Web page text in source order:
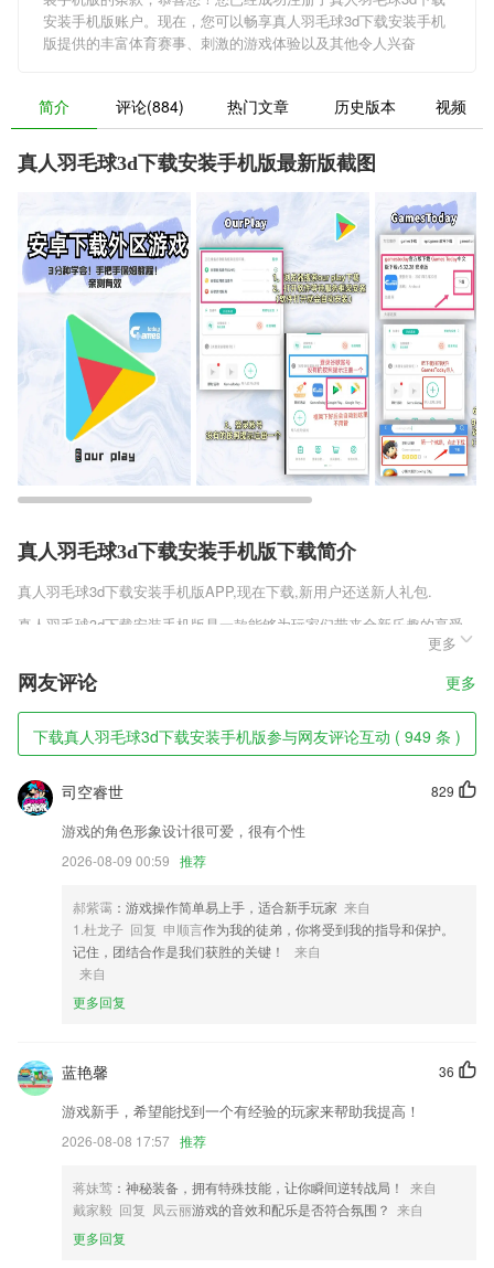
安装手机版账户。现在，您可以畅享真人羽毛球3d下载安装手机
版提供的丰富体育赛事、刺激的游戏体验以及其他令人兴奋
简介 评论(884) 热门文章 历史版本 视频
真人羽毛球3d下载安装手机版最新版截图
真人羽毛球3d下载安装手机版下载简介
真人羽毛球3d下载安装手机版APP,现在下载,新用户还送新人礼包.
真人羽毛球3d下载安装手机版是一款能够为玩家们带来全新乐趣的享受
的优质传奇，在这里和其他玩家共同争夺忘忧神器，给你一个全新的忘忧
版本玩法，让你享受到出众的画面表现力，和兄弟们共同惬意征战享受前
所未有的欢畅滋味，打造顶尖的征战享受给你出众的可玩性!
真人羽毛球3d下载安装手机版软件特色
1,方便的图书检索和下载。全网小说，任君搜索，一键收藏和下载想要的
图书，全部免费，全部免费；
2,京东京喜app官方版京东健康官方版京东小家智能家居京东京采汇商城a
pp京东app最新版本南博会手机客户端京东读书客户端京东商选官方版京
东智联云app药京采平台京喜拼拼买菜手机版1号店网上购物商城京东读
读书app苹果版1号店苹果版
3,为用户概括了学习专区，便于用户可以对自己的学习进展和成果随时把
4,【在线购药】医生根据填写的问诊人信息直接开具电子处方，在线购买
处方药，处方药也可在线购买直接送货到家
6,雅思界超强大牛，每周课表，按需选课预约上课，线上课堂互动，学习
雅思不再枯燥！
真人羽毛球3d下载安装手机版软件优势
1.全方位学习软件，包含听、说、读、写、译。
2.都在简单的操作，所有功能都可以满足大家的；
3.会定期直播分享教育专家的讲座以及辣妈的育儿经验
更多
网友评论 更多
下载真人羽毛球3d下载安装手机版参与网友评论互动 ( 949 条 )
829
司空睿世
游戏的角色形象设计很可爱，很有个性
2026-08-09 00:59 推荐
郝紫霭 ：游戏操作简单易上手，适合新手玩家 来自
1.杜龙子 回复 申顺言作为我的徒弟，你将受到我的指导和保护。
记住，团结合作是我们获胜的关键！
来自
来自
更多回复
36
蓝艳馨
游戏新手，希望能找到一个有经验的玩家来帮助我提高！
2026-08-08 17:57 推荐
蒋妹莺 ：神秘装备，拥有特殊技能，让你瞬间逆转战局！
来自
戴家毅 回复 凤云丽游戏的音效和配乐是否符合氛围？ 来自
更多回复